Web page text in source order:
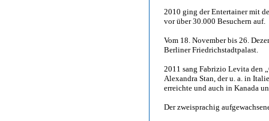
2010 ging der Entertainer mit
vor über 30.000 Besuchern auf.
Vom 18. November bis 26.
Berliner Friedrichstadtpalast.
2011 sang Fabrizio Levita den
Alexandra Stan, der u. a. in
erreichte und auch in Kanada
Der zweisprachig